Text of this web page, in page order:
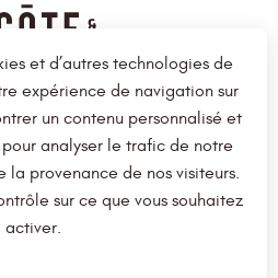
Nos restaurants
Nos Jobs
et d’autres technologies de
expérience de navigation sur
un contenu personnalisé et
analyser le trafic de notre
la provenance de nos visiteurs.
sur ce que vous souhaitez
activer.